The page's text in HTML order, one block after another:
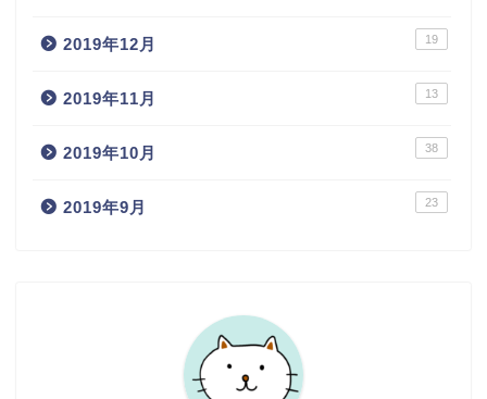
2019年12月 19
2019年11月 13
2019年10月 38
2019年9月 23